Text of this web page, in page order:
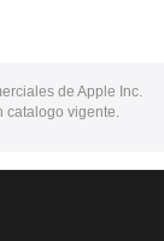
de Apple Inc.
catalogo vigente.